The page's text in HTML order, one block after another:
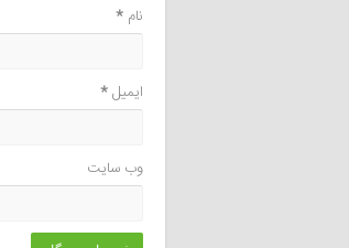
نام *
ایمیل*
وب‌ سایت